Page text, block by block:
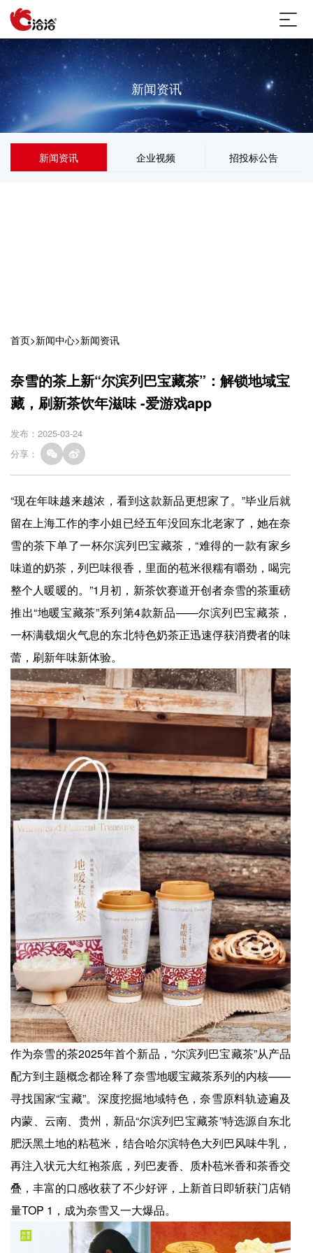
新闻资讯
新闻资讯 企业视频 招投标公告
首页>新闻中心>新闻资讯
奈雪的茶上新“尔滨列巴宝藏茶”：解锁地域宝
藏，刷新茶饮年滋味 -爱游戏app
发布：2025-03-24
分享：
“现在年味越来越浓，看到这款新品更想家了。”毕业后就
留在上海工作的李小姐已经五年没回东北老家了，她在奈
雪的茶下单了一杯尔滨列巴宝藏茶，“难得的一款有家乡
味道的奶茶，列巴味很香，里面的苞米很糯有嚼劲，喝完
整个人暖暖的。”1月初，新茶饮赛道开创者奈雪的茶重磅
推出“地暖宝藏茶”系列第4款新品——尔滨列巴宝藏茶，
一杯满载烟火气息的东北特色奶茶正迅速俘获消费者的味
蕾，刷新年味新体验。
作为奈雪的茶2025年首个新品，“尔滨列巴宝藏茶”从产品
配方到主题概念都诠释了奈雪地暖宝藏茶系列的内核——
寻找国家“宝藏”。深度挖掘地域特色，奈雪原料轨迹遍及
内蒙、云南、贵州，新品“尔滨列巴宝藏茶”特选源自东北
肥沃黑土地的粘苞米，结合哈尔滨特色大列巴风味牛乳，
再注入状元大红袍茶底，列巴麦香、质朴苞米香和茶香交
叠，丰富的口感收获了不少好评，上新首日即斩获门店销
量TOP 1，成为奈雪又一大爆品。